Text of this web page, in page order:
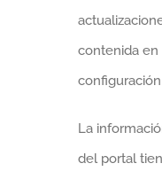
contenida en
La
del portal